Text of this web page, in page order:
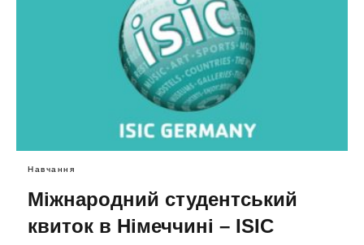
Навчання
Міжнародний студентський
квиток в Німеччині – ISIC